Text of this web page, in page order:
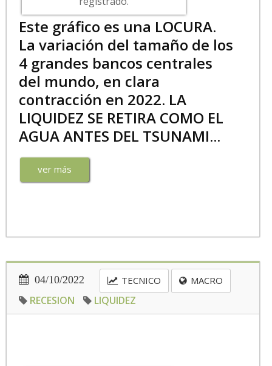
Este gráfico es una LOCURA.
La variación del tamaño de los
4 grandes bancos centrales
del mundo, en clara
contracción en 2022. LA
LIQUIDEZ SE RETIRA COMO EL
AGUA ANTES DEL TSUNAMI...
ver más
04/10/2022 TECNICO MACRO
RECESION LIQUIDEZ